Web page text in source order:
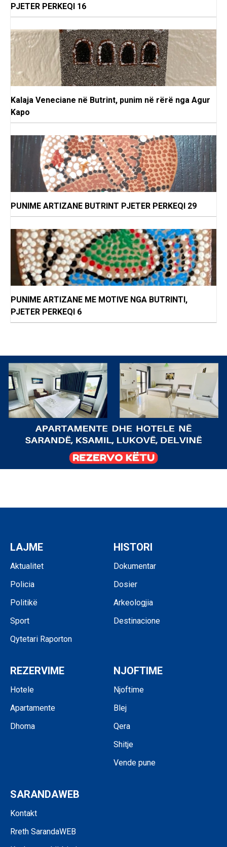
PJETER PERKEQI 16
Kalaja Veneciane në Butrint, punim në rërë nga Agur
Kapo
PUNIME ARTIZANE BUTRINT PJETER PERKEQI 29
PUNIME ARTIZANE ME MOTIVE NGA BUTRINTI,
PJETER PERKEQI 6
LAJME
Aktualitet
Policia
Politikë
Sport
Qytetari Raporton
HISTORI
Dokumentar
Dosier
Arkeologjia
Destinacione
REZERVIME
Hotele
Apartamente
Dhoma
NJOFTIME
Njoftime
Blej
Qera
Shitje
Vende pune
SARANDAWEB
Kontakt
Rreth SarandaWEB